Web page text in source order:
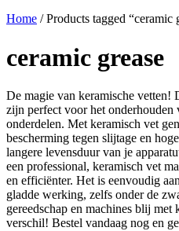
Home / Products tagged “ceramic
ceramic grease
De magie van keramische vetten!
zijn perfect voor het onderhouden
onderdelen. Met keramisch vet
bescherming tegen slijtage en
langere levensduur van je
een professional, keramisch vet
en efficiënter. Het is eenvoudig
gladde werking, zelfs onder de
gereedschap en machines blij met
verschil! Bestel vandaag nog en